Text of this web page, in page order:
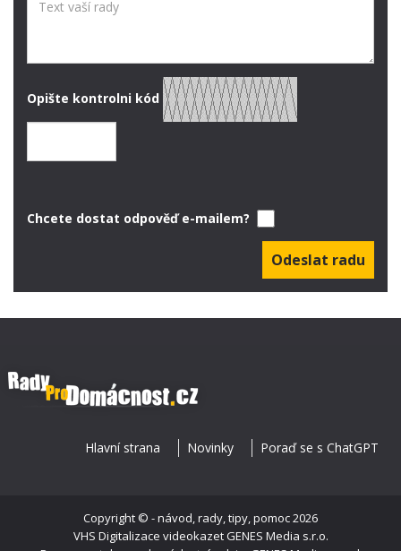
Opište kontrolni kód
Chcete dostat odpověď e-mailem?
Hlavní strana Novinky Poraď se s ChatGPT
Copyright © - návod, rady, tipy, pomoc2026
VHS Digitalizace videokazetGENES Media s.r.o.